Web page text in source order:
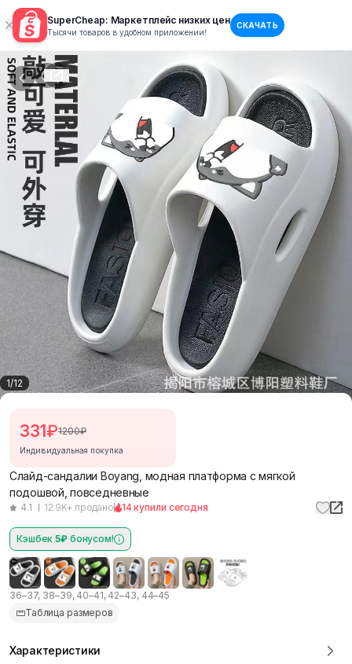
SuperCheap: Маркетплейс низких цен
Тысячи товаров в удобном приложении!
СКАЧАТЬ
1/12
Слайд-сандалии Boyang, модная платформа с мягкой
подошвой, повседневные
4.1 12.9K+ продано 14 купили сегодня
Кэшбек5₽бонусом!
331₽1200₽
Индивидуальная покупка
36–37, 38–39, 40–41, 42–43, 44–45
Таблица размеров
Характеристики